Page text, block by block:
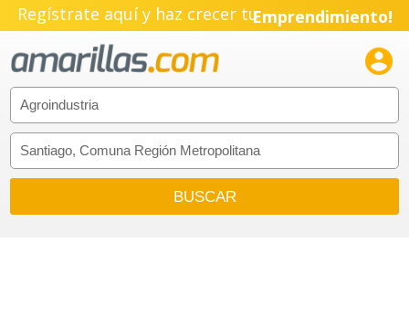
Regístrate aquí y haz crecer tuEmprendimiento!
